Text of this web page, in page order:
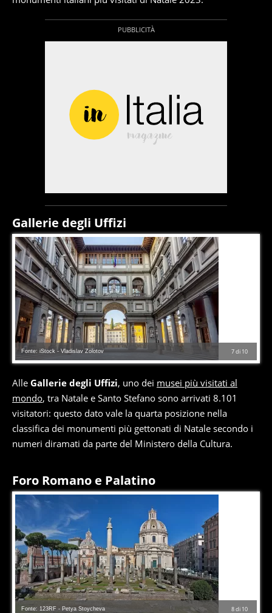
Gallerie degli Uffizi
7di 10
Fonte: iStock - Vladislav Zolotov
Alle Gallerie degli Uffizi, uno dei musei più visitati al
mondo, tra Natale e Santo Stefano sono arrivati 8.101
visitatori: questo dato vale la quarta posizione nella
classifica dei monumenti più gettonati di Natale secondo i
numeri diramati da parte del Ministero della Cultura.
Foro Romano e Palatino
8di 10
Fonte: 123RF - Petya Stoycheva